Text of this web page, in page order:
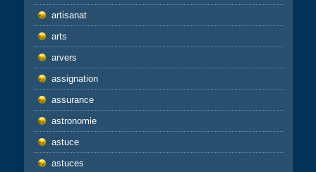
artisanat
arts
arvers
assignation
assurance
astronomie
astuce
astuces